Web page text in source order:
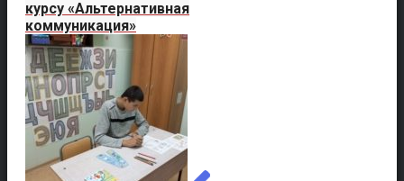
курсу «Альтернативная
коммуникация»